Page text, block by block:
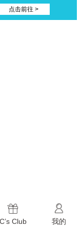
点击前往 >
C’s Club 我的